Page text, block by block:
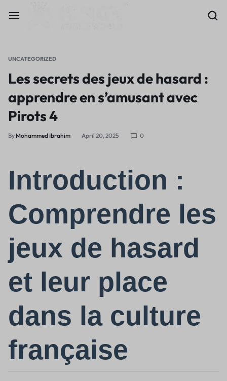
UNCATEGORIZED
Les secrets des jeux de hasard :
apprendre en s’amusant avec
Pirots 4
By Mohammed Ibrahim April 20, 2025 0
Introduction :
Comprendre les
jeux de hasard
et leur place
dans la culture
française